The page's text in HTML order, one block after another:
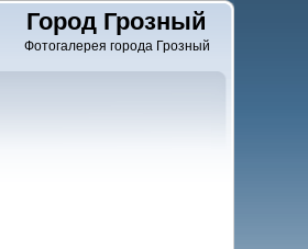
Город Грозный
Фотогалерея города Грозный